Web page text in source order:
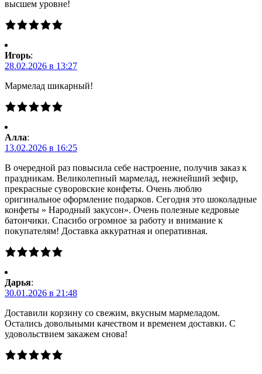
высшем уровне!
Игорь:
28.02.2026 в 13:27
Мармелад шикарный!
Алла:
13.02.2026 в 16:25
В очередной раз повысила себе настроение, получив заказ к
праздникам. Великолепный мармелад, нежнейший зефир,
прекрасные суворовские конфеты. Очень люблю
оригинальное оформление подарков. Сегодня это шоколадные
конфеты » Народный закусон». Очень полезные кедровые
батончики. Спасибо огромное за работу и внимание к
покупателям! Доставка аккуратная и оперативная.
Дарья:
30.01.2026 в 21:48
Доставили корзину со свежим, вкусным мармеладом.
Остались довольными качеством и временем доставки. С
удовольствием закажем снова!